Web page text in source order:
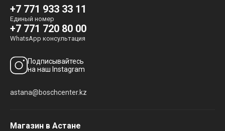
+7 771 933 33 11
Единый номер
+7 771 720 80 00
WhatsApp консультация
Подписывайтесь
на наш Instagram
astana@boschcenter.kz
Магазин в Астане